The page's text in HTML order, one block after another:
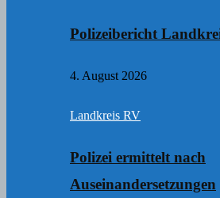
Polizeibericht
4. August 2026
Landkreis RV
Polizei ermittelt nach
Auseinandersetzungen